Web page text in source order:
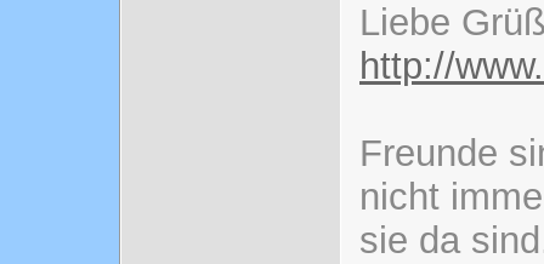
Liebe
http://
Freunde
nicht
sie da